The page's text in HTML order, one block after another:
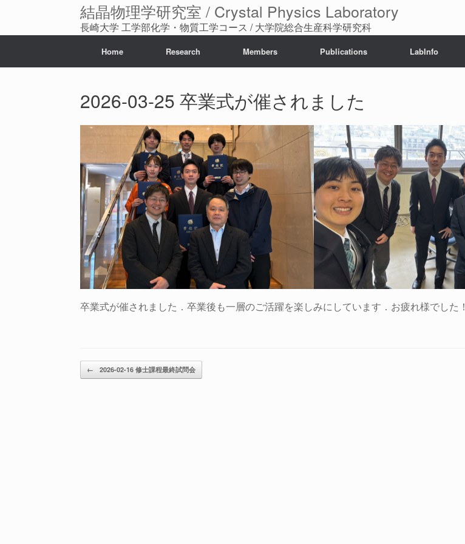
結晶物理学研究室 / Crystal Physics Laboratory
長崎大学 工学部化学・物質工学コース / 大学院総合生産科学研究科
Home Research Members Publications LabInfo
2026-03-25 卒業式が催されました
卒業式が催されました．卒業後も一層のご活躍を楽しみにしています．お疲れ様でした！
投稿ナビゲーション
← 2026-02-16 修士課程最終試問会